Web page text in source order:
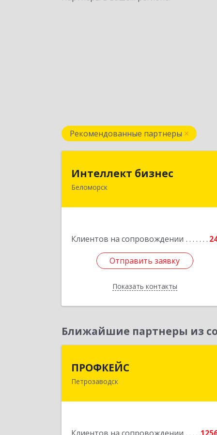
Рекомендованные партнеры
Интеллект бизнес
Беломорск
Клиентов на сопровождении
Отправить заявку
Показать контакты
Интеллект бизнес
г. Беломорск, Портовое шоссе, д.1
Отправить заявку
Назад
Ближайшие партнеры из
ПРОФКЕЙС
Петрозаводск
185035, Карелия Респ, Петрозаводск г,